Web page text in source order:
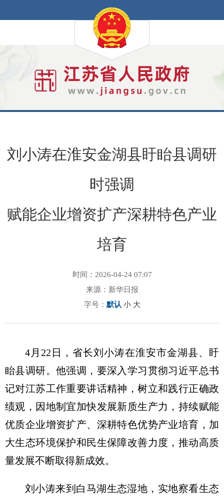
刘小涛在淮安金湖县盱眙县调研
时强调
赋能企业增资扩产深耕特色产业
培育
时间：2026-04-24 07:07
来源：新华日报
字号： 默认 小 大
4月22日，省长刘小涛在淮安市金湖县、盱
眙县调研。他强调，要深入学习贯彻习近平总书
记对江苏工作重要讲话精神，树立和践行正确政
绩观，因地制宜加快发展新质生产力，持续赋能
优质企业增资扩产、深耕特色优势产业培育，加
大生态环境保护和民生保障改善力度，推动高质
量发展不断取得新成效。
刘小涛来到白马湖生态湿地，实地察看生态